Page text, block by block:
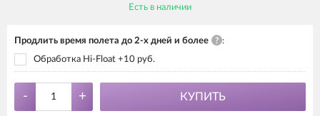
Есть в наличии
Продлить время полета до 2-х дней и более ? :
Обработка Hi-Float +10 руб.
- + КУПИТЬ